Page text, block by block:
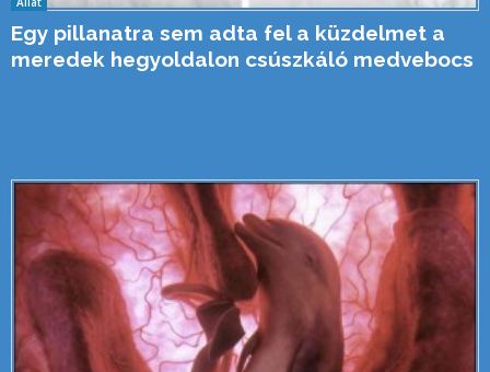
Egy pillanatra sem adta fel a küzdelmet a
meredek hegyoldalon csúszkáló medvebocs